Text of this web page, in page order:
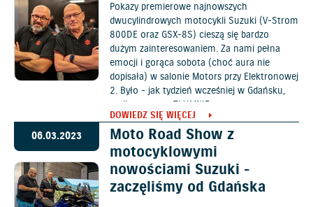
Pokazy premierowe najnowszych
dwucylindrowych motocykli Suzuki (V-Strom
800DE oraz GSX-8S) cieszą się bardzo
dużym zainteresowaniem. Za nami pełna
emocji i gorąca sobota (choć aura nie
dopisała) w salonie Motors przy Elektronowej
2. Było - jak tydzień wcześniej w Gdańsku,
czyli po prostu TŁUMNIE.
DOWIEDZ SIĘ WIĘCEJ
06.03.2023
Moto Road Show z
motocyklowymi
nowościami Suzuki -
zaczęliśmy od Gdańska